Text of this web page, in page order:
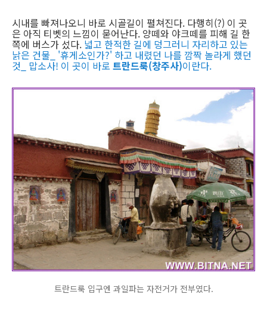
시내를 빠져나오니 바로 시골길이 펼쳐진다. 다행히(?) 이 곳
은 아직 티벳의 느낌이 묻어난다. 양떼와 야크떼를 피해 길 한
쪽에 버스가 섰다. 넓고 한적한 길에 덩그러니 자리하고 있는
낡은 건물_ '휴게소인가?' 하고 내렸던 나를 깜짝 놀라게 했던
것_ 맙소사! 이 곳이 바로 트란드룩(창주사)이란다.
트란드룩 입구엔 과일파는 자전거가 전부였다.